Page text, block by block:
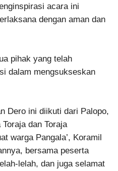
acara ini
dengan aman dan
pihak yang telah
dalam mengsukseskan
Dero ini diikuti dari Palopo,
dan Toraja
warga Pangala’, Koramil
bersama peserta
lelah, dan juga selamat